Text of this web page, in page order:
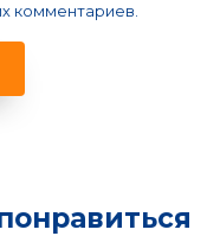
комментариев.